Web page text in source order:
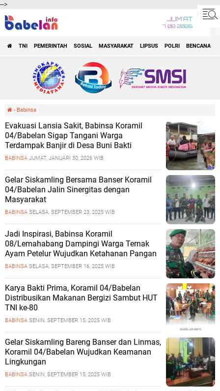
-->
JUM'AT
7 08 2026
TNI PEMERINTAH SOSIAL MASYARAKAT LIPSUS POLRI BENCANA
› Babinsa
Evakuasi Lansia Sakit, Babinsa Koramil
04/Babelan Sigap Tangani Warga
Terdampak Banjir di Desa Buni Bakti
BABINSA JUMAT, JANUARI 30, 2026 WIB
Gelar Siskamling Bersama Banser Koramil
04/Babelan Jalin Sinergitas dengan
Masyarakat
BABINSA SELASA, SEPTEMBER 23, 2025 WIB
Jadi Inspirasi, Babinsa Koramil
08/Lemahabang Dampingi Warga Ternak
Ayam Petelur Wujudkan Ketahanan Pangan
BABINSA SELASA, SEPTEMBER 16, 2025 WIB
Karya Bakti Prima, Koramil 04/Babelan
Distribusikan Makanan Bergizi Sambut HUT
TNI ke-80
BABINSA SENIN, SEPTEMBER 15, 2025 WIB
Gelar Siskamling Bareng Banser dan Linmas,
Koramil 04/Babelan Wujudkan Keamanan
Lingkungan
BABINSA SENIN, SEPTEMBER 15, 2025 WIB